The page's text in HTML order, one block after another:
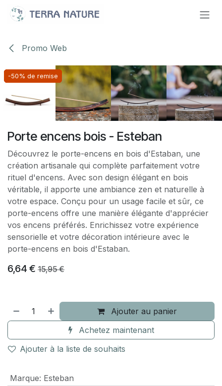
Se rendre au contenu
Promo Web
-50% de remise
-50% de remise
-50% de remise
-50% de remise
-50% de remise
Porte encens bois - Esteban
Découvrez le porte-encens en bois d'Estaban, une
création artisanale qui complète parfaitement votre
rituel d'encens. Avec son design élégant en bois
véritable, il apporte une ambiance zen et naturelle à
votre espace. Conçu pour un usage facile et sûr, ce
porte-encens offre une manière élégante d'apprécier
vos encens préférés. Enrichissez votre expérience
sensorielle et votre décoration intérieure avec le
porte-encens en bois d'Estaban.
6,64 € 15,95€
Ajouter au panier
Achetez maintenant
Ajouter à la liste de souhaits
Marque: Esteban